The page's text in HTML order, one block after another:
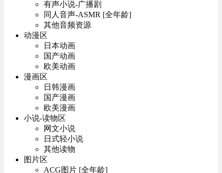
有声小说-广播剧
同人音声-ASMR [全年龄]
其他音频资源
动漫区
日本动画
国产动画
欧美动画
漫画区
日韩漫画
国产漫画
欧美漫画
小说-读物区
网文小说
日式轻小说
其他读物
图片区
ACG图片 [全年龄]